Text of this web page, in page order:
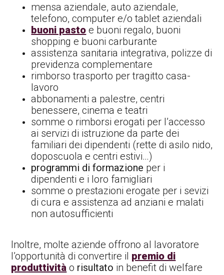
mensa aziendale, auto aziendale,
telefono, computer e/o tablet aziendali
buoni pasto e buoni regalo, buoni
shopping e buoni carburante
assistenza sanitaria integrativa, polizze di
previdenza complementare
rimborso trasporto per tragitto casa-
lavoro
abbonamenti a palestre, centri
benessere, cinema e teatri
somme o rimborsi erogati per l’accesso
ai servizi di istruzione da parte dei
familiari dei dipendenti (rette di asilo nido,
doposcuola e centri estivi…)
programmi di formazione per i
dipendenti e i loro famigliari
somme o prestazioni erogate per i sevizi
di cura e assistenza ad anziani e malati
non autosufficienti
Inoltre, molte aziende offrono al lavoratore
l’opportunità di convertire il premio di
produttività o risultato in benefit di welfare